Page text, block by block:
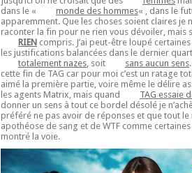
dans le «
monde des hommes« , dans le
apparemment. Que les choses soient claires je
raconter la fin pour ne rien vous dévoiler, mais
RIEN compris. J’ai peut-être loupé
les justifications balancées dans le dernier
totalement nazes , soit sans aucun sens
cette fin de TAG car pour moi c’est un ratage
aimé la première partie, voire même le délire
les agents Matrix, mais quand
TAG essaie
donner un sens à tout ce bordel désolé je
préféré ne pas avoir de réponses et que tout
apothéose de sang et de WTF comme
montré la voie.